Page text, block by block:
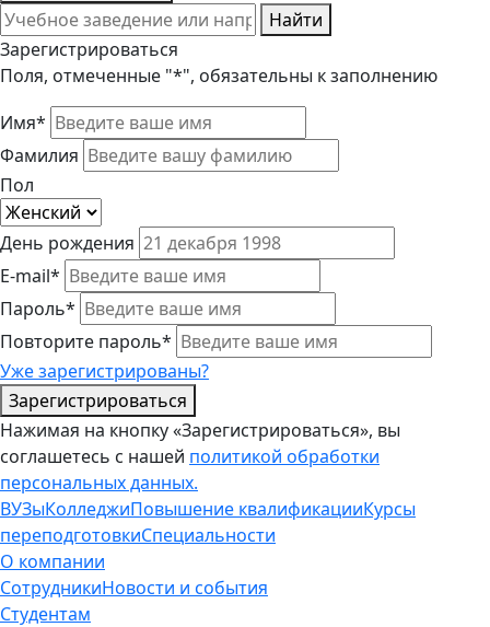
Найти
Зарегистрироваться
Поля, отмеченные "*", обязательны к заполнению
Имя*
Фамилия
Пол
День рождения
E-mail*
Пароль*
Повторите пароль*
Уже зарегистрированы?
Зарегистрироваться
Нажимая на кнопку «Зарегистрироваться», вы
соглашетесь с нашей политикой обработки
персональных данных.
ВУЗыКолледжиПовышение квалификацииКурсы
переподготовкиСпециальности
О компании
СотрудникиНовости и события
Студентам